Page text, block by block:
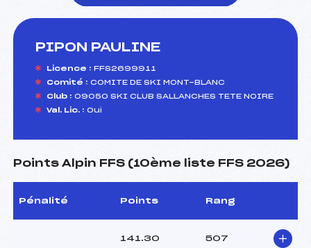
PIPON PAULINE
Licence : FFS2699911
Comité : COMITE DE SKI MONT-BLANC
Club : 09050 SKI CLUB SALLANCHES TETE NOIRE
Val. Lic. : Oui
Points Alpin FFS (10ème liste FFS 2026)
Pénalité Points Rang
141.30 507